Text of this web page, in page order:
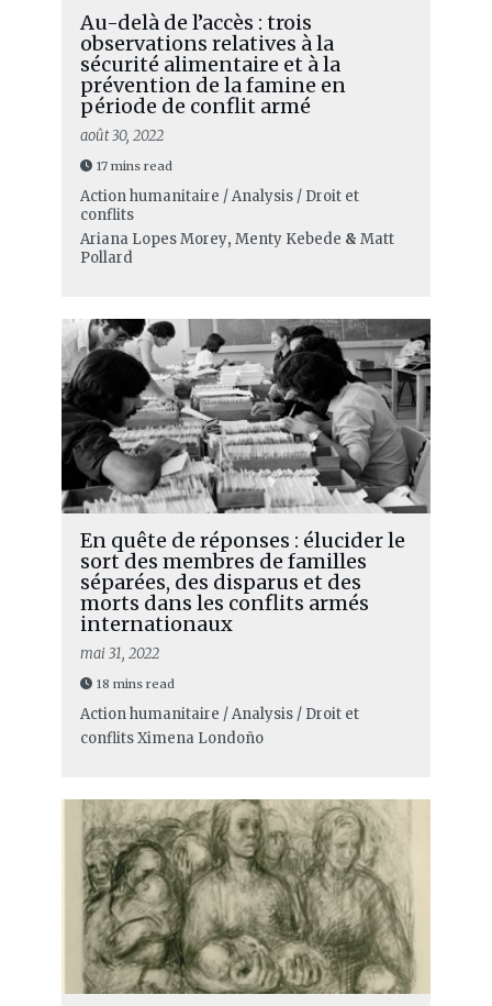
Au-delà de l’accès : trois
observations relatives à la
sécurité alimentaire et à la
prévention de la famine en
période de conflit armé
août 30, 2022
17 mins read
Action humanitaire / Analysis / Droit et
conflits
Ariana Lopes Morey, Menty Kebede & Matt
Pollard
En quête de réponses : élucider le
sort des membres de familles
séparées, des disparus et des
morts dans les conflits armés
internationaux
mai 31, 2022
18 mins read
Action humanitaire / Analysis / Droit et
conflitsXimena Londoño